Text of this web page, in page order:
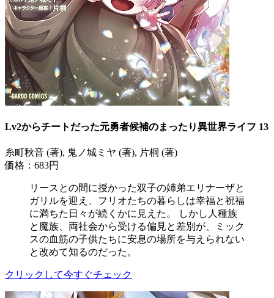
Lv2からチートだった元勇者候補のまったり異世界ライフ 13
糸町秋音 (著), 鬼ノ城ミヤ (著), 片桐 (著)
価格：683円
リースとの間に授かった双子の姉弟エリナーザと
ガリルを迎え、フリオたちの暮らしは幸福と祝福
に満ちた日々が続くかに見えた。 しかし人種族
と魔族、両社会から受ける偏見と差別が、ミック
スの血筋の子供たちに安息の場所を与えられない
と改めて知るのだった。
クリックして今すぐチェック